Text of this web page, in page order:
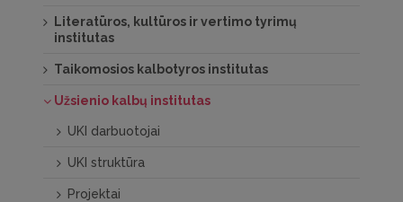
Literatūros, kultūros ir vertimo tyrimų
institutas
Taikomosios kalbotyros institutas
Užsienio kalbų institutas
UKI darbuotojai
UKI struktūra
Projektai